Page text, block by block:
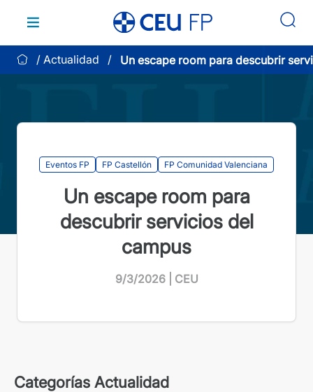
contenido
Actualidad
Un escape room para descubrir
campus
Eventos FP FP Castellón FP Comunidad Valenciana
Un escape room para
descubrir servicios del
campus
9/3/2026 | CEU
Categorías Actualidad